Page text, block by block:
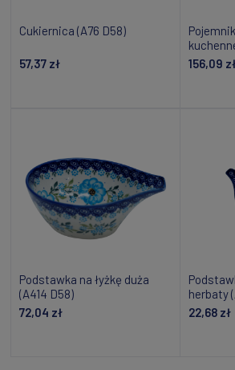
Cukiernica (A76 D58)
57,37 zł
156,09
Podstawka na łyżkę duża
(A414 D58)
72,04 zł
herbaty
22,68 zł